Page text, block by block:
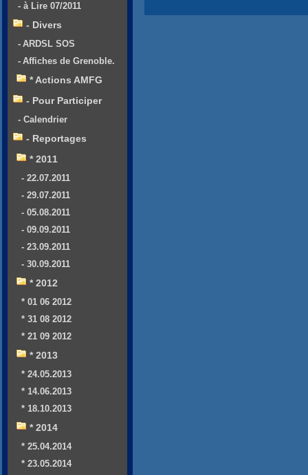
- à Lire 07/2011
- Divers
- ARDSL SOS
- Affiches de Grenoble.
* Actions AMFG
- Pour Participer
- Calendrier
- Reportages
* 2011
- 22.07.2011
- 29.07.2011
- 05.08.2011
- 09.09.2011
- 23.09.2011
- 30.09.2011
* 2012
* 01 06 2012
* 31 08 2012
* 21 09 2012
* 2013
* 24.05.2013
* 14.06.2013
* 18.10.2013
* 2014
* 25.04.2014
* 23.05.2014